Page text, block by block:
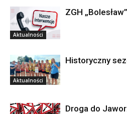
Aktualności
ZGH
Aktualności
Historyczny
Droga do